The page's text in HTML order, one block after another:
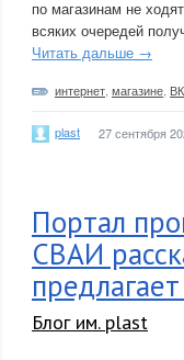
по магазинам не
всяких очередей
Читать дальше →
интернет магазине
plast 27 сентября
Портал
СВАИ
Блог им. plast